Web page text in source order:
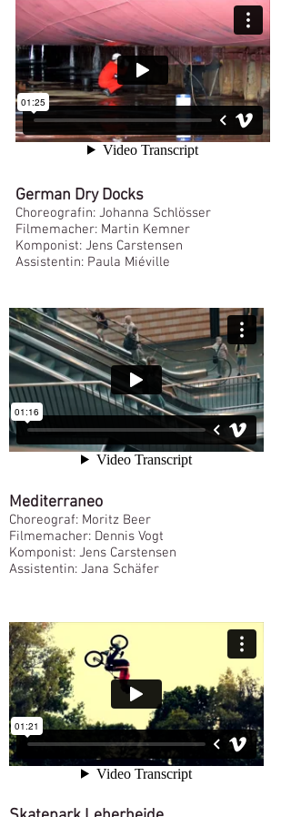
German Dry Docks
Choreografin: Johanna Schlösser
Filmemacher: Martin Kemner
Komponist: Jens Carstensen
Assistentin: Paula Miéville
Mediterraneo
Choreograf: Moritz Beer
Filmemacher: Dennis Vogt
Komponist: Jens Carstensen
Assistentin: Jana Schäfer